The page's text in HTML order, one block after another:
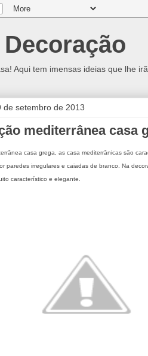
Aqui tem imensas ideias que lhe
de setembro de 2013
mediterrânea casa
casa grega , as casa mediterrânicas são
paredes irregulares e caiadas de branco. Na
característico e elegante.